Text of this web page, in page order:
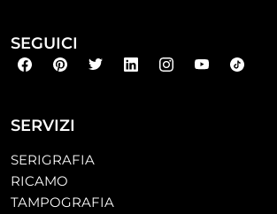
SERVIZI
SERIGRAFIA
RICAMO
TAMPOGRAFIA
SEGUICI